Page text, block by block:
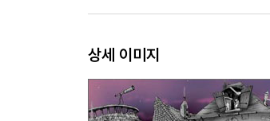
상세 이미지